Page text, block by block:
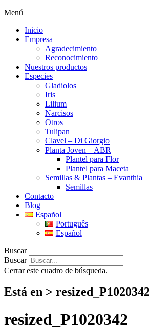
Menú
Inicio
Empresa
Agradecimiento
Reconocimiento
Nuestros productos
Especies
Gladiolos
Iris
Lilium
Narcisos
Otros
Tulipan
Clavel – Di Giorgio
Planta Joven – ABR
Plantel para Flor
Plantel para Maceta
Semillas & Plantas – Evanthia
Semillas
Contacto
Blog
Español
Português
Español
Buscar
Buscar
Cerrar este cuadro de búsqueda.
Está en > resized_P1020342
resized_P1020342